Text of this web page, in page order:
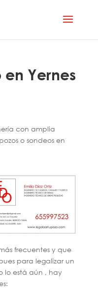
en Yernes
con amplia
o sondeos en
frecuentes y que
para legalizar un
lo está aún , hay